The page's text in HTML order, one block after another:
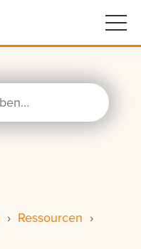
› Ressourcen ›